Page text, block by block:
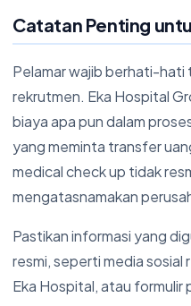
Catatan Penting
Pelamar wajib berhati-hati
rekrutmen. Eka Hospital
biaya apa pun dalam
yang meminta transfer
medical check up tidak
mengatasnamakan
Pastikan informasi yang
resmi, seperti media sosial
Eka Hospital, atau